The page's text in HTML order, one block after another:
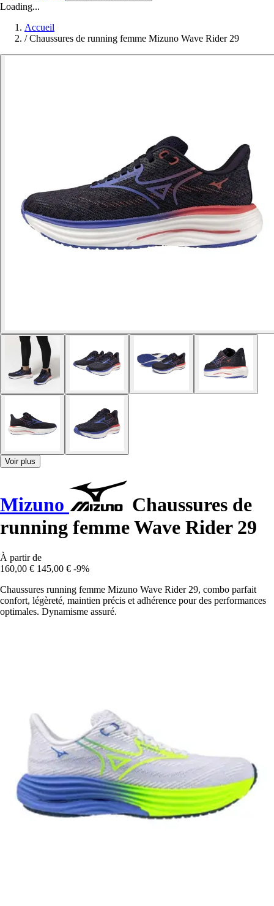
Loading...
Accueil
/ Chaussures de running femme Mizuno Wave Rider 29
Voir plus
Mizuno
Chaussures de
running femme Wave Rider 29
À partir de
160,00 € 145,00 € -9%
Chaussures running femme Mizuno Wave Rider 29, combo parfait
confort, légèreté, maintien précis et adhérence pour des performances
optimales. Dynamisme assuré.